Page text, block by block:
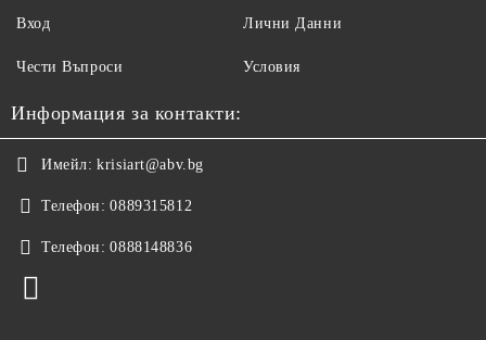
Вход
Чести Въпроси
Лични Данни
Условия
Информация за контакти:
Имейл: krisiart@abv.bg
Телефон: 0889315812
Телефон: 0888148836